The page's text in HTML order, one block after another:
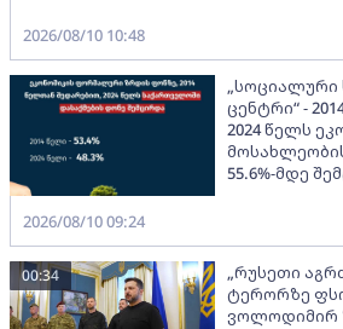
2026/08/10 10:48
ცენტრი“ -
2024 წელს
55.6%-მდე
2026/08/10 09:24
„რუსეთი
ტერორზე
ვოლოდიმირ
00:34